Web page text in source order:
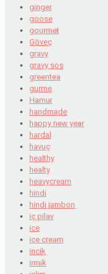
ginger
goose
gourmet
Göveç
gravy
gravy sos
greentea
gurme
Hamur
handmade
happy new year
hardal
havuç
healthy
healty
heavycream
hindi
hindi jambon
iç pilav
ice
ice cream
incik
irmik